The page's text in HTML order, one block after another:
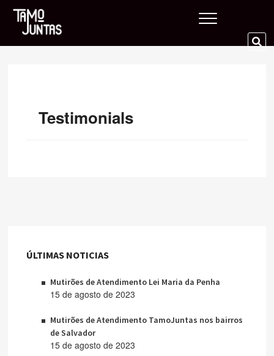
Skip
content
Testimonials
ÚLTIMAS NOTICIAS
Mutirões de Atendimento Lei Maria da Penha
15 de agosto de 2023
Mutirões de Atendimento TamoJuntas nos bairros
de Salvador
15 de agosto de 2023